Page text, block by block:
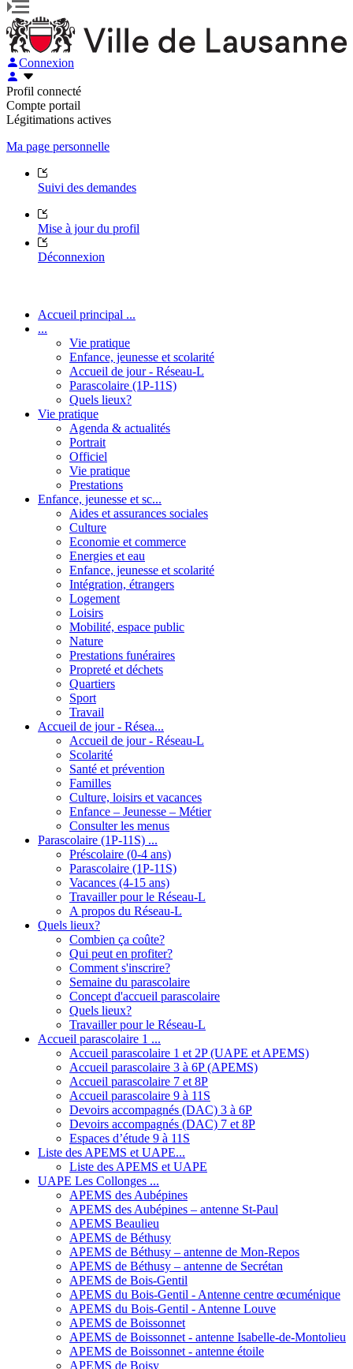
Connexion
Profil connecté
Compte portail
Légitimations actives
Ma page personnelle
Suivi des demandes
Mise à jour du profil
Déconnexion
Accueil principal ...
...
Vie pratique
Enfance, jeunesse et scolarité
Accueil de jour - Réseau-L
Parascolaire (1P-11S)
Quels lieux?
Vie pratique
Agenda & actualités
Portrait
Officiel
Vie pratique
Prestations
Enfance, jeunesse et sc...
Aides et assurances sociales
Culture
Economie et commerce
Energies et eau
Enfance, jeunesse et scolarité
Intégration, étrangers
Logement
Loisirs
Mobilité, espace public
Nature
Prestations funéraires
Propreté et déchets
Quartiers
Sport
Travail
Accueil de jour - Résea...
Accueil de jour - Réseau-L
Scolarité
Santé et prévention
Familles
Culture, loisirs et vacances
Enfance – Jeunesse – Métier
Consulter les menus
Parascolaire (1P-11S) ...
Préscolaire (0-4 ans)
Parascolaire (1P-11S)
Vacances (4-15 ans)
Travailler pour le Réseau-L
A propos du Réseau-L
Quels lieux?
Combien ça coûte?
Qui peut en profiter?
Comment s'inscrire?
Semaine du parascolaire
Concept d'accueil parascolaire
Quels lieux?
Travailler pour le Réseau-L
Accueil parascolaire 1 ...
Accueil parascolaire 1 et 2P (UAPE et APEMS)
Accueil parascolaire 3 à 6P (APEMS)
Accueil parascolaire 7 et 8P
Accueil parascolaire 9 à 11S
Devoirs accompagnés (DAC) 3 à 6P
Devoirs accompagnés (DAC) 7 et 8P
Espaces d’étude 9 à 11S
Liste des APEMS et UAPE...
Liste des APEMS et UAPE
UAPE Les Collonges ...
APEMS des Aubépines
APEMS des Aubépines – antenne St-Paul
APEMS Beaulieu
APEMS de Béthusy
APEMS de Béthusy – antenne de Mon-Repos
APEMS de Béthusy – antenne de Secrétan
APEMS de Bois-Gentil
APEMS du Bois-Gentil - Antenne centre œcuménique
APEMS du Bois-Gentil - Antenne Louve
APEMS de Boissonnet
APEMS de Boissonnet - antenne Isabelle-de-Montolieu
APEMS de Boissonnet - antenne étoile
APEMS de Boisy